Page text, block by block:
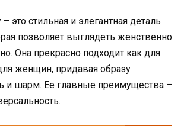
это стильная и элегантная деталь
позволяет выглядеть женственно
Она прекрасно подходит как для
женщин, придавая образу
и шарм. Ее главные преимущества –